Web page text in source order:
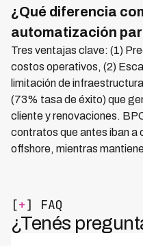
¿Qué diferencia
automatización
Tres ventajas clave: (1)
costos operativos, (2)
limitación de
(73% tasa de éxito) que
cliente y renovaciones.
contratos que antes iban
offshore, mientras
[+] FAQ
¿Tenés